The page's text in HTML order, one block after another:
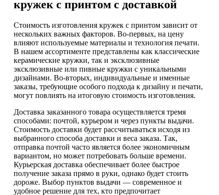
кружек с принтом с доставкой
Стоимость изготовления кружек с принтом зависит от
нескольких важных факторов. Во-первых, на цену
влияют используемые материалы и технология печати.
В нашем ассортименте представлены как классические
керамические кружки, так и эксклюзивные
эксклюзивные или пивные кружки с уникальными
дизайнами. Во-вторых, индивидуальные и именные
заказы, требующие особого подхода к дизайну и печати,
могут повлиять на итоговую стоимость изготовления.
Доставка заказанного товара осуществляется тремя
способами: почтой, курьером и через пункты выдачи.
Стоимость доставки будет рассчитываться исходя из
выбранного способа доставки и веса заказа. Так,
отправка почтой часто является более экономичным
вариантом, но может потребовать больше времени.
Курьерская доставка обеспечивает более быстрое
получение заказа прямо в руки, однако будет стоить
дороже. Выбор пунктов выдачи — современное и
удобное решение для тех, кто предпочитает